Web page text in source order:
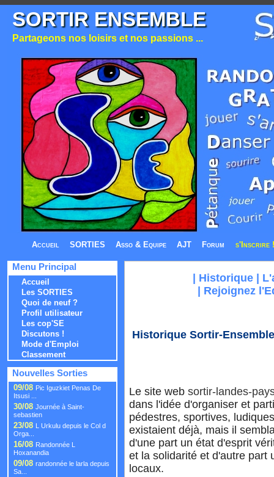
SORTIR ENSEMBLE
Partageons nos loisirs et nos passions ...
Accueil SORTIES Asso & Equipe AJT Forum s'Inscrire !
Menu Principal
Accueil
Les SORTIES
Quoi de neuf ?
Profil utilisateur
Les cop'SE
Discutons !
Mode d'Emploi
Classement
Nouvelles Sorties
09/08 Pic Iguzkiet Penas De
Itsusi ...
30/08 Journée à Saint-
sebastien
23/08 L Urkulu depuis le Col d
Orga...
16/08 Randonnée L
Hoxanandia
09/08 randonnée le larla depuis
Sa...
| Historique |
| Rejoignez
Historique Sortir-Ensemble
Le site web sortir-landes-
dans l'idée d'organiser et
pédestres, sportives,
existaient déjà, mais il
d'une part un état d'esprit
et la solidarité et d'autre part
locaux.